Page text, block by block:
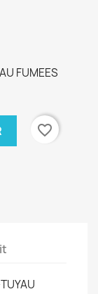
FUMEES
favorite_border